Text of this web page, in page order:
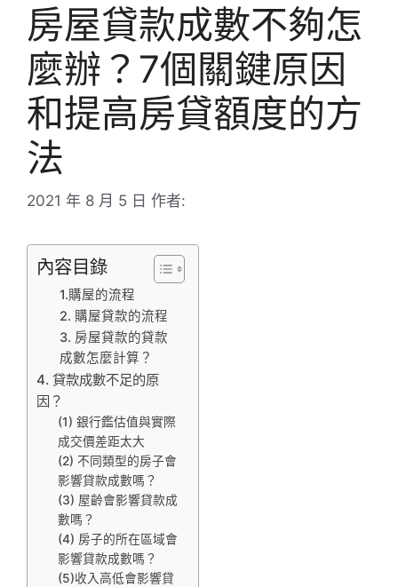
房屋貸款成數不夠怎
麼辦？7個關鍵原因
和提高房貸額度的方
法
2021 年 8 月 5 日 作者:
內容目錄
1.購屋的流程
2. 購屋貸款的流程
3. 房屋貸款的貸款
成數怎麼計算？
4. 貸款成數不足的原
因？
(1) 銀行鑑估值與實際
成交價差距太大
(2) 不同類型的房子會
影響貸款成數嗎？
(3) 屋齡會影響貸款成
數嗎？
(4) 房子的所在區域會
影響貸款成數嗎？
(5)收入高低會影響貸